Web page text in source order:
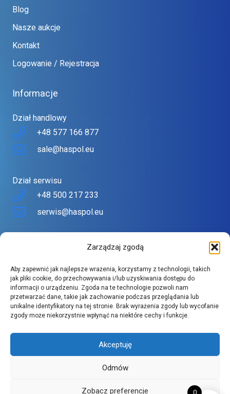
Zarządzaj zgodą
Aby zapewnić jak najlepsze wrażenia, korzystamy z technologii, takich
jak pliki cookie, do przechowywania i/lub uzyskiwania dostępu do
informacji o urządzeniu. Zgoda na te technologie pozwoli nam
przetwarzać dane, takie jak zachowanie podczas przeglądania lub
unikalne identyfikatory na tej stronie. Brak wyrażenia zgody lub wycofanie
zgody może niekorzystnie wpłynąć na niektóre cechy i funkcje.
Akceptuję
Odmów
Zobacz preferencje
Blog
Nasze aukcje
Kontakt
Logowanie / Rejestracja
Informacje
Dział handlowy
+48 577 166 877
sale@haspol.eu
Dział serwisu
+48 500 217 233
serwis@haspol.eu
Znajdziesz tu urządzenia topowych producentów w
atrakcyjnych cenach.
Szeroki asortyment spełnia wysokie wymagania naszych
klientów.
0